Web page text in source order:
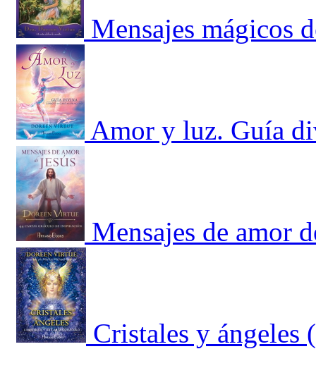
Mensajes mágicos
Amor y luz. Guía
Mensajes de amor
Cristales y ángeles